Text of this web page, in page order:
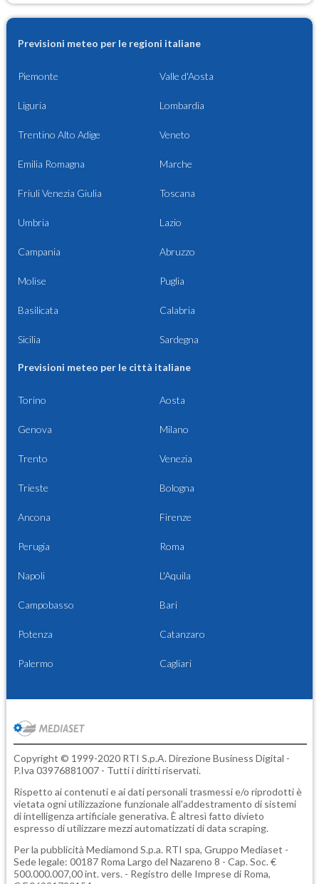
Previsioni meteo per le regioni italiane
Piemonte Valle d'Aosta
Liguria Lombardia
Trentino Alto Adige Veneto
Emilia Romagna Marche
Friuli Venezia Giulia Toscana
Umbria Lazio
Campania Abruzzo
Molise Puglia
Basilicata Calabria
Sicilia Sardegna
Previsioni meteo per le città italiane
Torino Aosta
Genova Milano
Trento Venezia
Trieste Bologna
Ancona Firenze
Perugia Roma
Napoli L'Aquila
Campobasso Bari
Potenza Catanzaro
Palermo Cagliari
Copyright © 1999-2020 RTI S.p.A. Direzione Business Digital -
P.Iva 03976881007 - Tutti i diritti riservati.
Rispetto ai contenuti e ai dati personali trasmessi e/o riprodotti è
vietata ogni utilizzazione funzionale all'addestramento di sistemi
di intelligenza artificiale generativa. È altresì fatto divieto
espresso di utilizzare mezzi automatizzati di data scraping.
Per la pubblicità Mediamond S.p.a. RTI spa, Gruppo Mediaset -
Sede legale: 00187 Roma Largo del Nazareno 8 - Cap. Soc. €
500.000.007,00 int. vers. - Registro delle Imprese di Roma,